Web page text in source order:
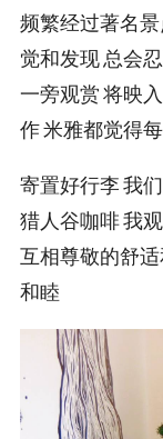
频繁经过著名
觉和发现 总会
一旁观赏 将映
作 米雅都觉得
寄置好行李 我
猎人谷咖啡 我
互相尊敬的舒
和睦